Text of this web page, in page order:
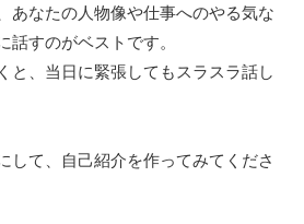
あなたの人物像や仕事へのやる気な
話すのがベストです。
と、当日に緊張してもスラスラ話し
して、自己紹介を作ってみてくださ